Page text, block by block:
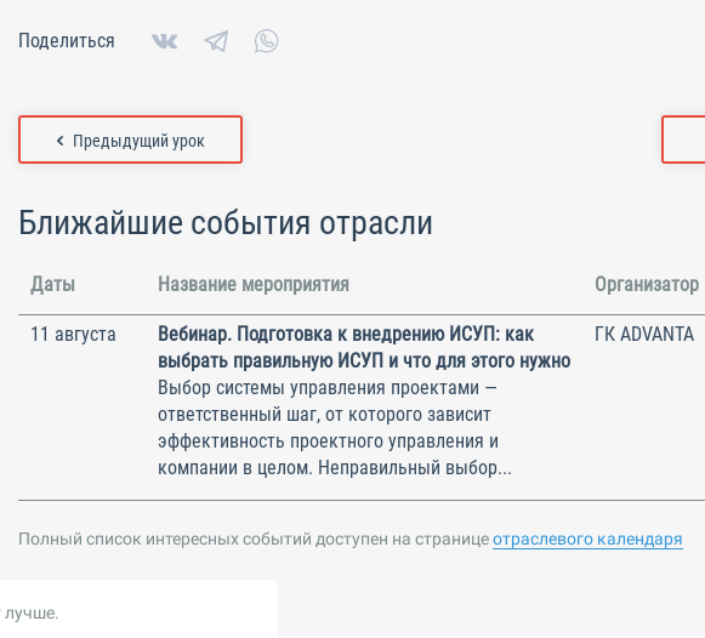
Поделиться
Предыдущий урок
Ближайшие события отрасли
Даты Название мероприятия Организатор
11 августа
Вебинар. Подготовка к внедрению ИСУП: как
выбрать правильную ИСУП и что для этого нужно
Выбор системы управления проектами —
ответственный шаг, от которого зависит
эффективность проектного управления и
компании в целом. Неправильный выбор...
ГК ADVANTA
Полный список интересных событий доступен на страницеотраслевого календаря
лучше.